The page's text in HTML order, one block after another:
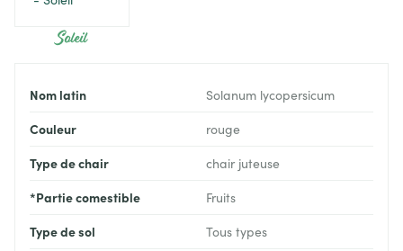
Soleil
Nom latin Solanum lycopersicum
Couleur rouge
Type de chair chair juteuse
*Partie comestible Fruits
Type de sol Tous types